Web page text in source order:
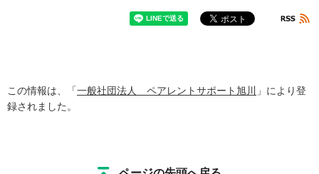
この情報は、「一般社団法人 ペアレントサポート旭川
」により登
録されました。